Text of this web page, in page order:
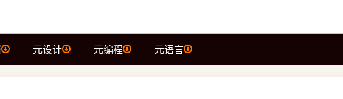
元设计 元编程 元语言